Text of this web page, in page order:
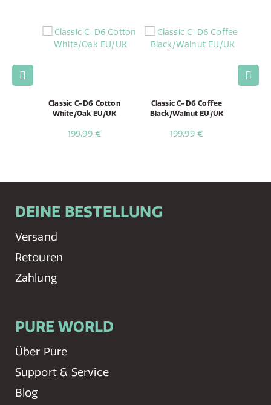
Classic C-D6 Cotton
White/Oak EU/UK
199,99 €
Classic C-D6 Coffee
Black/Walnut EU/UK
199,99 €
DEINE BESTELLUNG
Versand
Retouren
Zahlung
PURE WORLD
Über Pure
Support & Service
Blog